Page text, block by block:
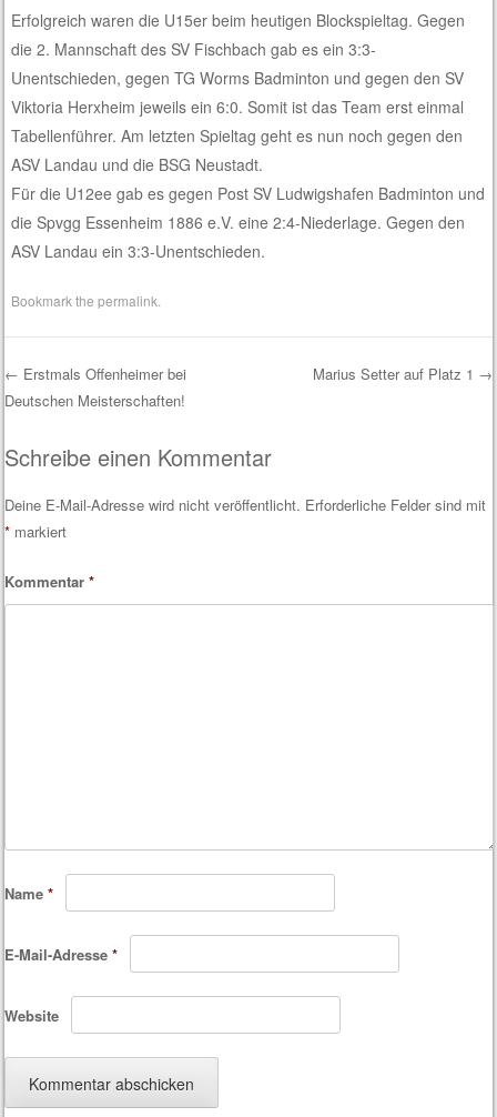
Erfolgreich waren die U15er beim heutigen Blockspieltag. Gegen
die 2. Mannschaft des SV Fischbach gab es ein 3:3-
Unentschieden, gegen TG Worms Badminton und gegen den SV
Viktoria Herxheim jeweils ein 6:0. Somit ist das Team erst einmal
Tabellenführer. Am letzten Spieltag geht es nun noch gegen den
ASV Landau und die BSG Neustadt.
Für die U12ee gab es gegen Post SV Ludwigshafen Badminton und
die Spvgg Essenheim 1886 e.V. eine 2:4-Niederlage. Gegen den
ASV Landau ein 3:3-Unentschieden.
Bookmark thepermalink
Post navigation
← Erstmals Offenheimer bei
Deutschen Meisterschaften!
Marius Setter auf Platz 1 →
Schreibe einen Kommentar
Deine E-Mail-Adresse wird nicht veröffentlicht. Erforderliche Felder sind mit
* markiert
Kommentar*
Name*
E-Mail-Adresse*
Website